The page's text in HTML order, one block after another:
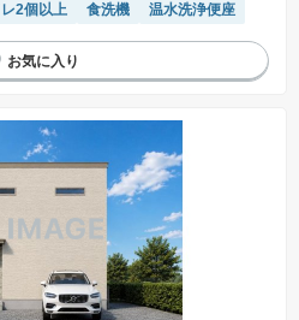
レ2個以上 食洗機
温水洗浄便座